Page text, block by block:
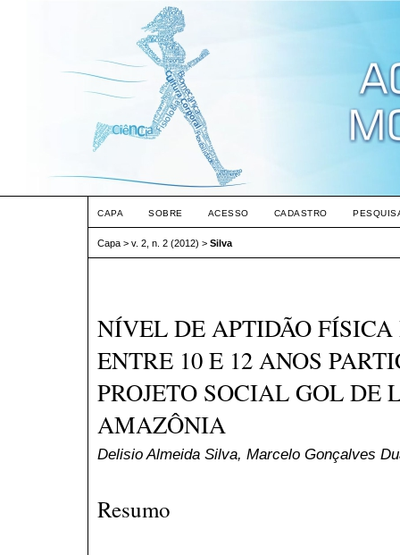
CAPA SOBRE ACESSO CADASTRO
Capa > v. 2, n. 2 (2012) > Silva
NÍVEL DE APTIDÃO
ENTRE 10 E 12 ANOS
PROJETO SOCIAL GOL DE
AMAZÔNIA
Delisio Almeida Silva, Marcelo Gonçalves
Resumo